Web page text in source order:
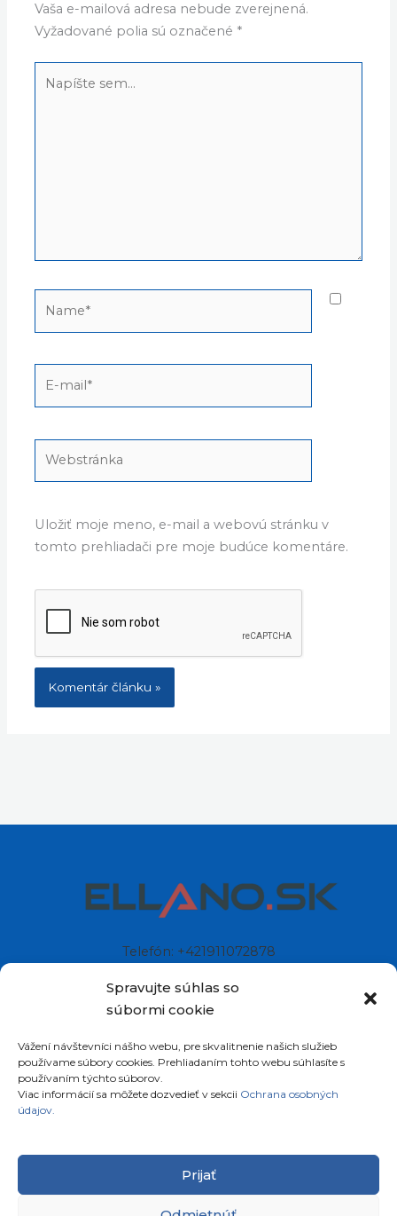
Spravujte súhlas so
súbormi cookie
Vážení návštevníci nášho webu, pre skvalitnenie našich služieb
používame súbory cookies. Prehliadaním tohto webu súhlasíte s
používaním týchto súborov.
Viac informácií sa môžete dozvedieť v sekcii Ochrana osobných
údajov.
Prijať
Vaša e-mailová adresa nebude zverejnená.
Vyžadované polia sú označené *
sem...
Uložiť moje meno, e-mail a webovú stránku v
tomto prehliadači pre moje budúce komentáre.
Telefón: +421911072878
Sídlo: Štiavnička 211/49
Slovenská republika